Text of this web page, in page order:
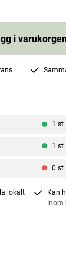
120 kr
Lägg i
i
1 st
1 st
0 st
lokalt
Kan
Inom